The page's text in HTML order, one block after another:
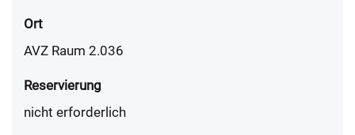
Ort
AVZ Raum 2.036
Reservierung
nicht erforderlich